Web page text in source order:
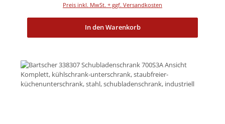
Preis inkl. MwSt. + ggf. Versandkosten
In den Warenkorb